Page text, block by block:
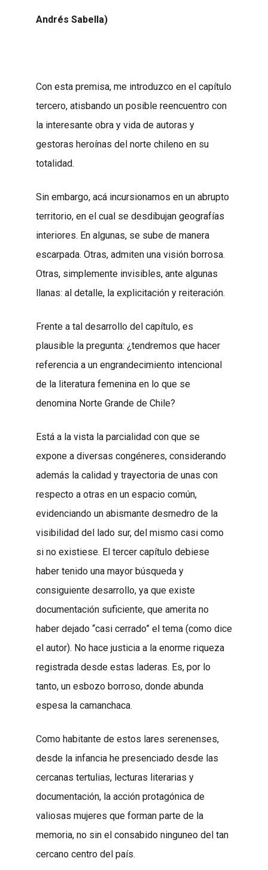
Andrés Sabella)
Con esta premisa, me introduzco en el capítulo
tercero, atisbando un posible reencuentro con
la interesante obra y vida de autoras y
gestoras heroínas del norte chileno en su
totalidad.
Sin embargo, acá incursionamos en un abrupto
territorio, en el cual se desdibujan geografías
interiores. En algunas, se sube de manera
escarpada. Otras, admiten una visión borrosa.
Otras, simplemente invisibles, ante algunas
llanas: al detalle, la explicitación y reiteración.
Frente a tal desarrollo del capítulo, es
plausible la pregunta: ¿tendremos que hacer
referencia a un engrandecimiento intencional
de la literatura femenina en lo que se
denomina Norte Grande de Chile?
Está a la vista la parcialidad con que se
expone a diversas congéneres, considerando
además la calidad y trayectoria de unas con
respecto a otras en un espacio común,
evidenciando un abismante desmedro de la
visibilidad del lado sur, del mismo casi como
si no existiese. El tercer capítulo debiese
haber tenido una mayor búsqueda y
consiguiente desarrollo, ya que existe
documentación suficiente, que amerita no
haber dejado “casi cerrado” el tema (como dice
el autor). No hace justicia a la enorme riqueza
registrada desde estas laderas. Es, por lo
tanto, un esbozo borroso, donde abunda
espesa la camanchaca.
Como habitante de estos lares serenenses,
desde la infancia he presenciado desde las
cercanas tertulias, lecturas literarias y
documentación, la acción protagónica de
valiosas mujeres que forman parte de la
memoria, no sin el consabido ninguneo del tan
cercano centro del país.